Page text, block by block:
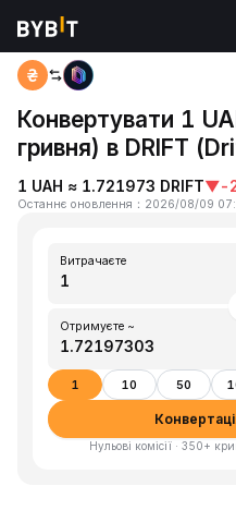
Головна
Конвертувати 1
гривня) в DRIFT
1 UAH ≈ 1.721973 DRIFT▼-
Останнє оновлення ： 2026/08/09
Витрачаєте
Отримуєте ~
1 10 50
Нульові комісії · 350+